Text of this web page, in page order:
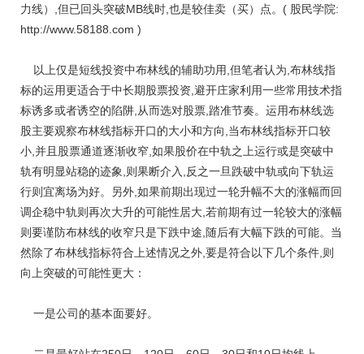
力线）,但已回头突破MB线时,也是较佳卖（买）点。( 股民学院:
http://www.58188.com )
以上仅是短线投资中布林线的辅助功用,但笔者认为,布林线指
标的运用更适合于中长期股票投资,避开庄家利用一些常用技术指
标诱多或者诱空的陷阱,从而选对股票,踏准节奏。运用布林线选
股主要观察布林线指标开口的大小和方向,当布林线指标开口较
小,并且股票通道逐渐收窄,如果股价在中轨之上运行或是突破中
轨有明显站稳的迹象,则果断介入,反之一旦跌破中轨或向下轨运
行则宜离场为好。另外,如果前期出现过一轮升幅不大的涨幅而回
调企稳中轨则再次大升的可能性居大,若前期有过一轮较大的涨幅
则要谨防布林线的收窄只是下跌中途,随后有大幅下跌的可能。当
然除了布林线指标符合上述情况之外,要是符合以下几个条件,则
向上突破的可能性更大：
一是公司的基本面要好。